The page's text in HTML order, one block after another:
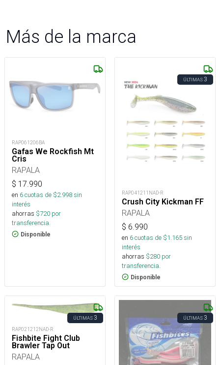
Más de la marca
RAP061206BA
Gafas We Rockfish Mt
Cris
RAPALA
$ 17.990
en 6cuotas de $2.998sin
interés
ahorras $720 por
transferencia.
Disponible
ÚLTIMAS3
RAP041211NAD-R
Crush City Kickman FF
RAPALA
$ 6.990
en 6cuotas de $1.165sin
interés
ahorras $280 por
transferencia.
Disponible
ÚLTIMAS3
RAP021212NAD-R
Fishbite Fight Club
Brawler Tap Out
RAPALA
ÚLTIMAS3